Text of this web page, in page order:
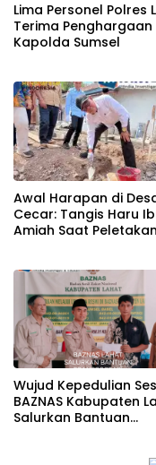
Lima Personel Polres
Terima Penghargaan
Kapolda Sumsel
Awal Harapan di
Cecar: Tangis Haru
Amiah Saat Peletakan
Wujud Kepedulian
BAZNAS Kabupaten
Salurkan Bantuan